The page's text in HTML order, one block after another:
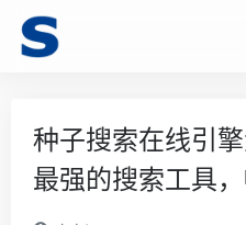
种子搜索在线引
最强的搜索工具